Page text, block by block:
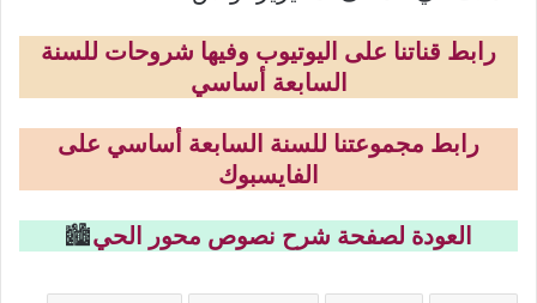
رابط قناتنا على اليوتيوب وفيها شروحات للسنة
السابعة أساسي
رابط مجموعتنا للسنة السابعة أساسي على
الفايسبوك
العودة لصفحة شرح نصوص محور الحي🏙️